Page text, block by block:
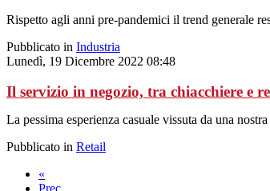
Rispetto agli anni pre-pandemici il trend generale
Pubblicato in Industria
Lunedì, 19 Dicembre 2022 08:48
Il servizio in negozio, tra chiacchiere e
La pessima esperienza casuale vissuta da una
Pubblicato in Retail
«